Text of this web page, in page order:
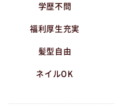
学歴不問
福利厚生充実
髪型自由
ネイルOK